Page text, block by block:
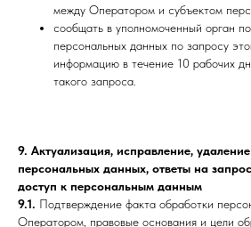
между Оператором и субъектом
сообщать в уполномоченный орган
персональных данных по запросу
информацию в течение 10 рабочих
такого запроса.
9. Актуализация, исправление,
персональных данных, ответы на
доступ к персональным данным
9.1. Подтверждение факта обработки
Оператором, правовые основания и цели